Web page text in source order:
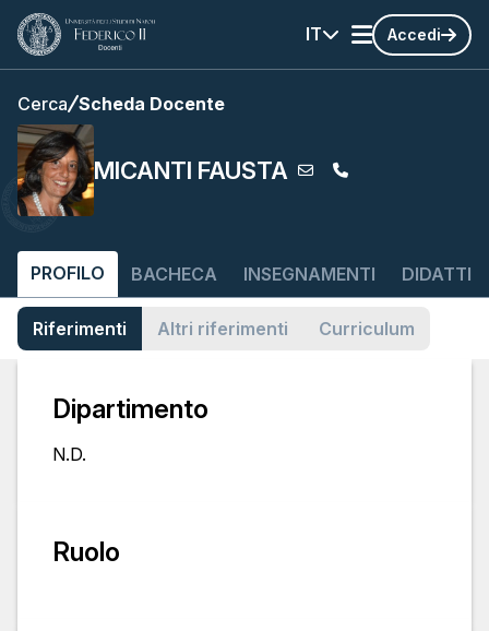
IT Accedi
Cerca Scheda Docente
MICANTI FAUSTA
PROFILO BACHECA INSEGNAMENTI
Riferimenti Altri riferimenti Curriculum
Dipartimento
N.D.
Ruolo